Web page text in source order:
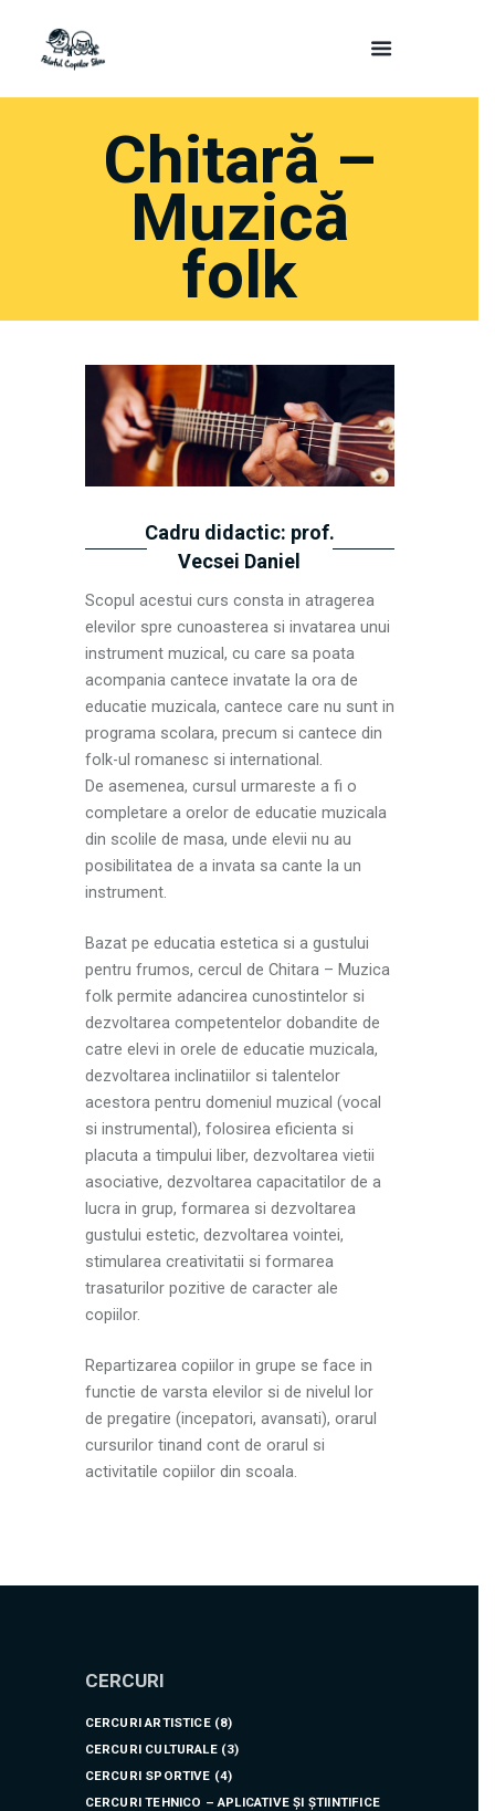
Chitară –
Muzică
folk
Cadru didactic: prof.
Vecsei Daniel
Scopul acestui curs consta in atragerea
elevilor spre cunoasterea si invatarea unui
instrument muzical, cu care sa poata
acompania cantece invatate la ora de
educatie muzicala, cantece care nu sunt in
programa scolara, precum si cantece din
folk-ul romanesc si international.
De asemenea, cursul urmareste a fi o
completare a orelor de educatie muzicala
din scolile de masa, unde elevii nu au
posibilitatea de a invata sa cante la un
instrument.
Bazat pe educatia estetica si a gustului
pentru frumos, cercul de Chitara – Muzica
folk permite adancirea cunostintelor si
dezvoltarea competentelor dobandite de
catre elevi in orele de educatie muzicala,
dezvoltarea inclinatiilor si talentelor
acestora pentru domeniul muzical (vocal
si instrumental), folosirea eficienta si
placuta a timpului liber, dezvoltarea vietii
asociative, dezvoltarea capacitatilor de a
lucra in grup, formarea si dezvoltarea
gustului estetic, dezvoltarea vointei,
stimularea creativitatii si formarea
trasaturilor pozitive de caracter ale
copiilor.
Repartizarea copiilor in grupe se face in
functie de varsta elevilor si de nivelul lor
de pregatire (incepatori, avansati), orarul
cursurilor tinand cont de orarul si
activitatile copiilor din scoala.
CERCURI
CERCURI ARTISTICE(8)
CERCURI CULTURALE(3)
CERCURI SPORTIVE (4)
CERCURI TEHNICO – APLICATIVE ȘI ȘTIINTIFICE